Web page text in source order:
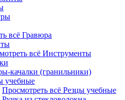
всё Гравюра
всё Инструменты
качалки (гранильники)
учебные
Просмотреть всё Резцы учебные